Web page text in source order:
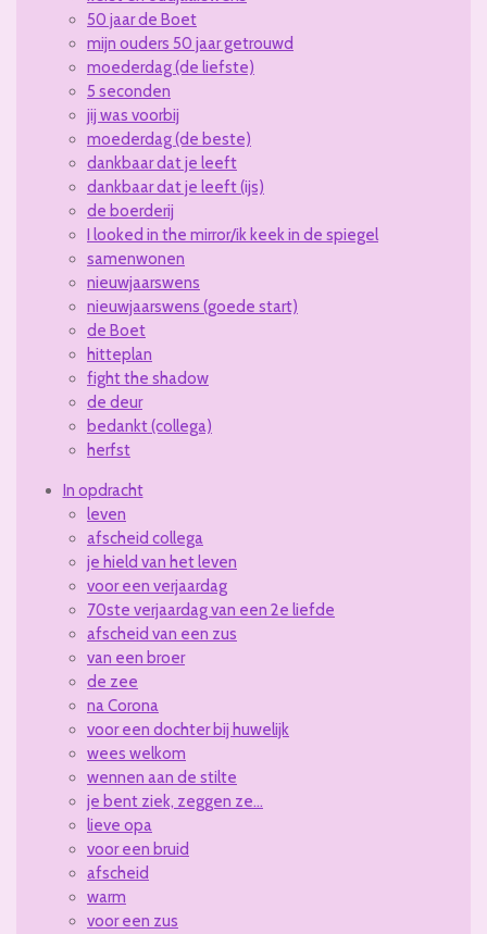
50 jaar de Boet
mijn ouders 50 jaar getrouwd
moederdag (de liefste)
5 seconden
jij was voorbij
moederdag (de beste)
dankbaar dat je leeft
dankbaar dat je leeft (ijs)
de boerderij
I looked in the mirror/ik keek in de spiegel
samenwonen
nieuwjaarswens
nieuwjaarswens (goede start)
de Boet
hitteplan
fight the shadow
de deur
bedankt (collega)
herfst
In opdracht
leven
afscheid collega
je hield van het leven
voor een verjaardag
70ste verjaardag van een 2e liefde
afscheid van een zus
van een broer
de zee
na Corona
voor een dochter bij huwelijk
wees welkom
wennen aan de stilte
je bent ziek, zeggen ze...
lieve opa
voor een bruid
afscheid
warm
voor een zus